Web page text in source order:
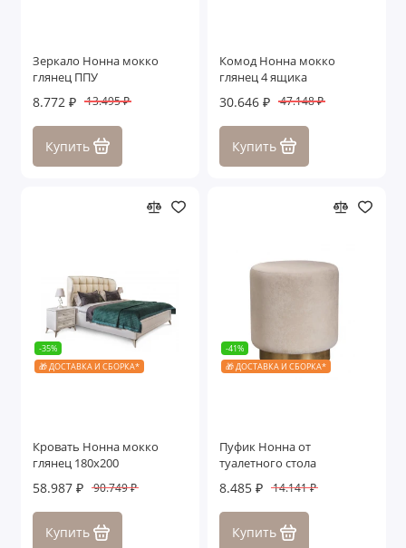
Зеркало Нонна мокко
глянец ППУ
8.772 ₽ 13.495 ₽
Купить
Комод Нонна мокко
глянец 4 ящика
30.646 ₽ 47.148 ₽
Купить
-35%
🎁 ДОСТАВКА И СБОРКА*
Кровать Нонна мокко
глянец 180х200
58.987 ₽ 90.749 ₽
Купить
-41%
🎁 ДОСТАВКА И СБОРКА*
Пуфик Нонна от
туалетного стола
8.485 ₽ 14.141 ₽
Купить